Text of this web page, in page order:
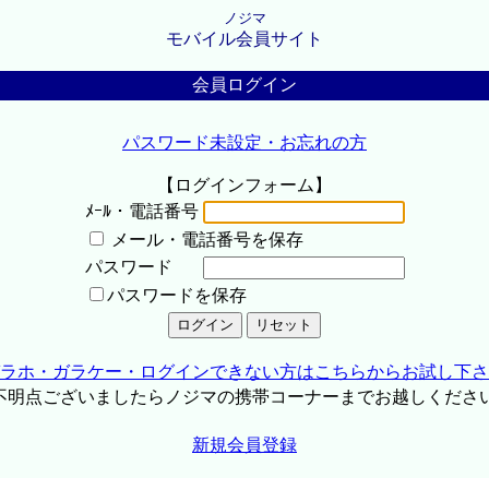
ノジマ
モバイル会員サイト
会員ログイン
パスワード未設定・お忘れの方
【ログインフォーム】
ﾒｰﾙ・電話番号
メール・電話番号を保存
パスワード
パスワードを保存
ホ・ガラケー・ログインできない方はこちらからお試し下
点ございましたらノジマの携帯コーナーまでお越しくださ
新規会員登録